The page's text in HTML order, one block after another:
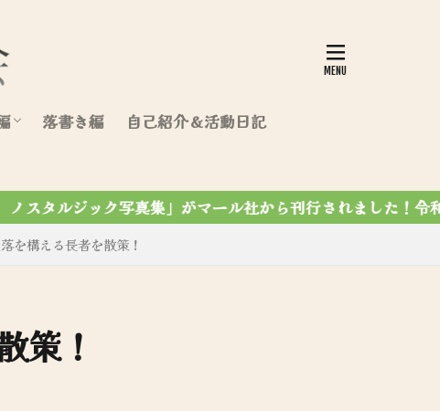
落書き編
自己紹介＆活動日記
刊行されました！令和7年12月7第4刷達成✨
を構える長者を散策！
策！